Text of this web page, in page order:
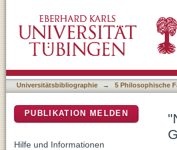
Universitätsbibliographie → 5 Philosophische
PUBLIKATION MELDEN
Hilfe und Informationen